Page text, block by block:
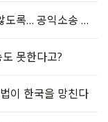
[액션] 돈 때문에 ‘정의’를 포기 않도록… 공익소송 토론회 연다
못한다고?
이 한국을 망친다